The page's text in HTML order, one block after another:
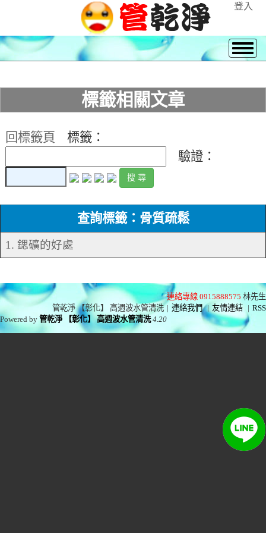
登入
標籤相關文章
回標籤頁
標籤：
驗證：
查詢標籤：骨質疏鬆
1. 鍶礦的好處
連絡專線 0915888575 林先生
管乾淨 【彰化】 高週波水管清洗 | 連絡我們 | 友情連結 | RSS
Powered by管乾淨 【彰化】 高週波水管清洗 4.20